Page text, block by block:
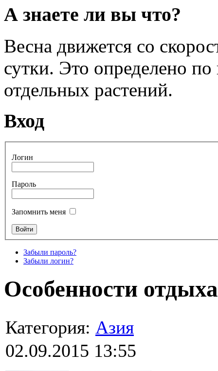
А знаете ли вы что?
Весна движется со
сутки. Это определено
отдельных растений.
Вход
Логин
Пароль
Запомнить меня
Забыли пароль?
Забыли логин?
Особенности
Категория: Азия
02.09.2015 13:55